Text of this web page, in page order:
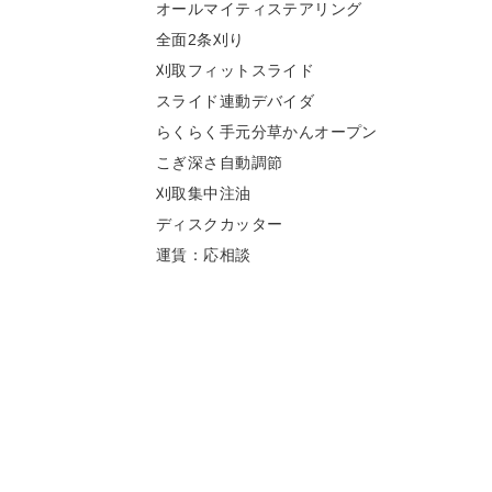
オールマイティステアリング
全面2条刈り
刈取フィットスライド
スライド連動デバイダ
らくらく手元分草かんオープン
こぎ深さ自動調節
刈取集中注油
ディスクカッター
運賃：応相談